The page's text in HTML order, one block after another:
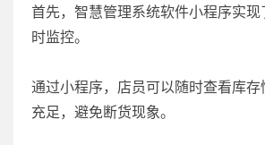
首先，智慧管理系统软件小程序实
时监控。
通过小程序，店员可以随时查看库
充足，避免断货现象。